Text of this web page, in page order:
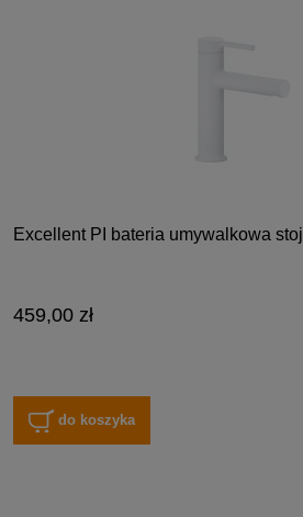
Excellent PI bateria umywalkowa
459,00 zł
do koszyka